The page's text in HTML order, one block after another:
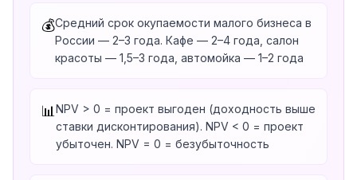
💰Средний срок окупаемости малого бизнеса в
России — 2–3 года. Кафе — 2–4 года, салон
красоты — 1,5–3 года, автомойка — 1–2 года
📊 NPV > 0 = проект выгоден (доходность выше
ставки дисконтирования). NPV < 0 = проект
убыточен. NPV = 0 = безубыточность